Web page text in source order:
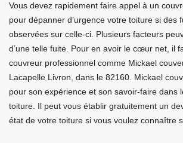
Vous devez rapidement faire appel à un
pour dépanner d’urgence votre toiture si des
observées sur celle-ci. Plusieurs facteurs
d’une telle fuite. Pour en avoir le cœur net, il
couvreur professionnel comme Mickael
Lacapelle Livron, dans le 82160. Mickael
pour son expérience et son savoir-faire dans
toiture. Il peut vous établir gratuitement un
état de votre toiture si vous voulez connaître